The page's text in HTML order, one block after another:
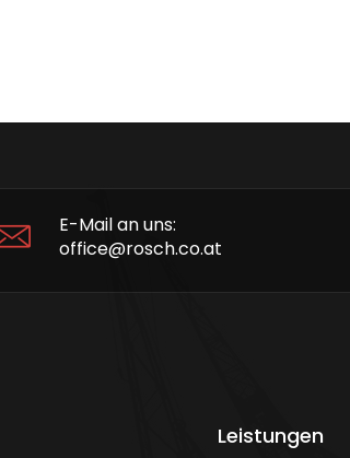
E-Mail an uns:
office@rosch.co.at
Leistungen